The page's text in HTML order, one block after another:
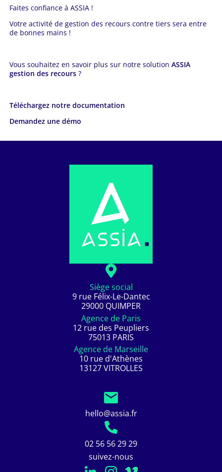
Faites confiance à ASSIA !
Votre activité de gestion des recours contre tiers sera entre
de bonnes mains !
Vous souhaitez en savoir plus sur notre solution ASSIA
gestion des recours?
Téléchargez notre documentation
Demandez une démo
Siège social
9 rue Félix-Le-Dantec
29000 QUIMPER
Agence de Paris
12 rue des Peupliers
75013 PARIS
Agence de Marseille
10 rue d'Athènes
13127 VITROLLES
hello@assia.fr
02 56 56 29 29
suivez-nous